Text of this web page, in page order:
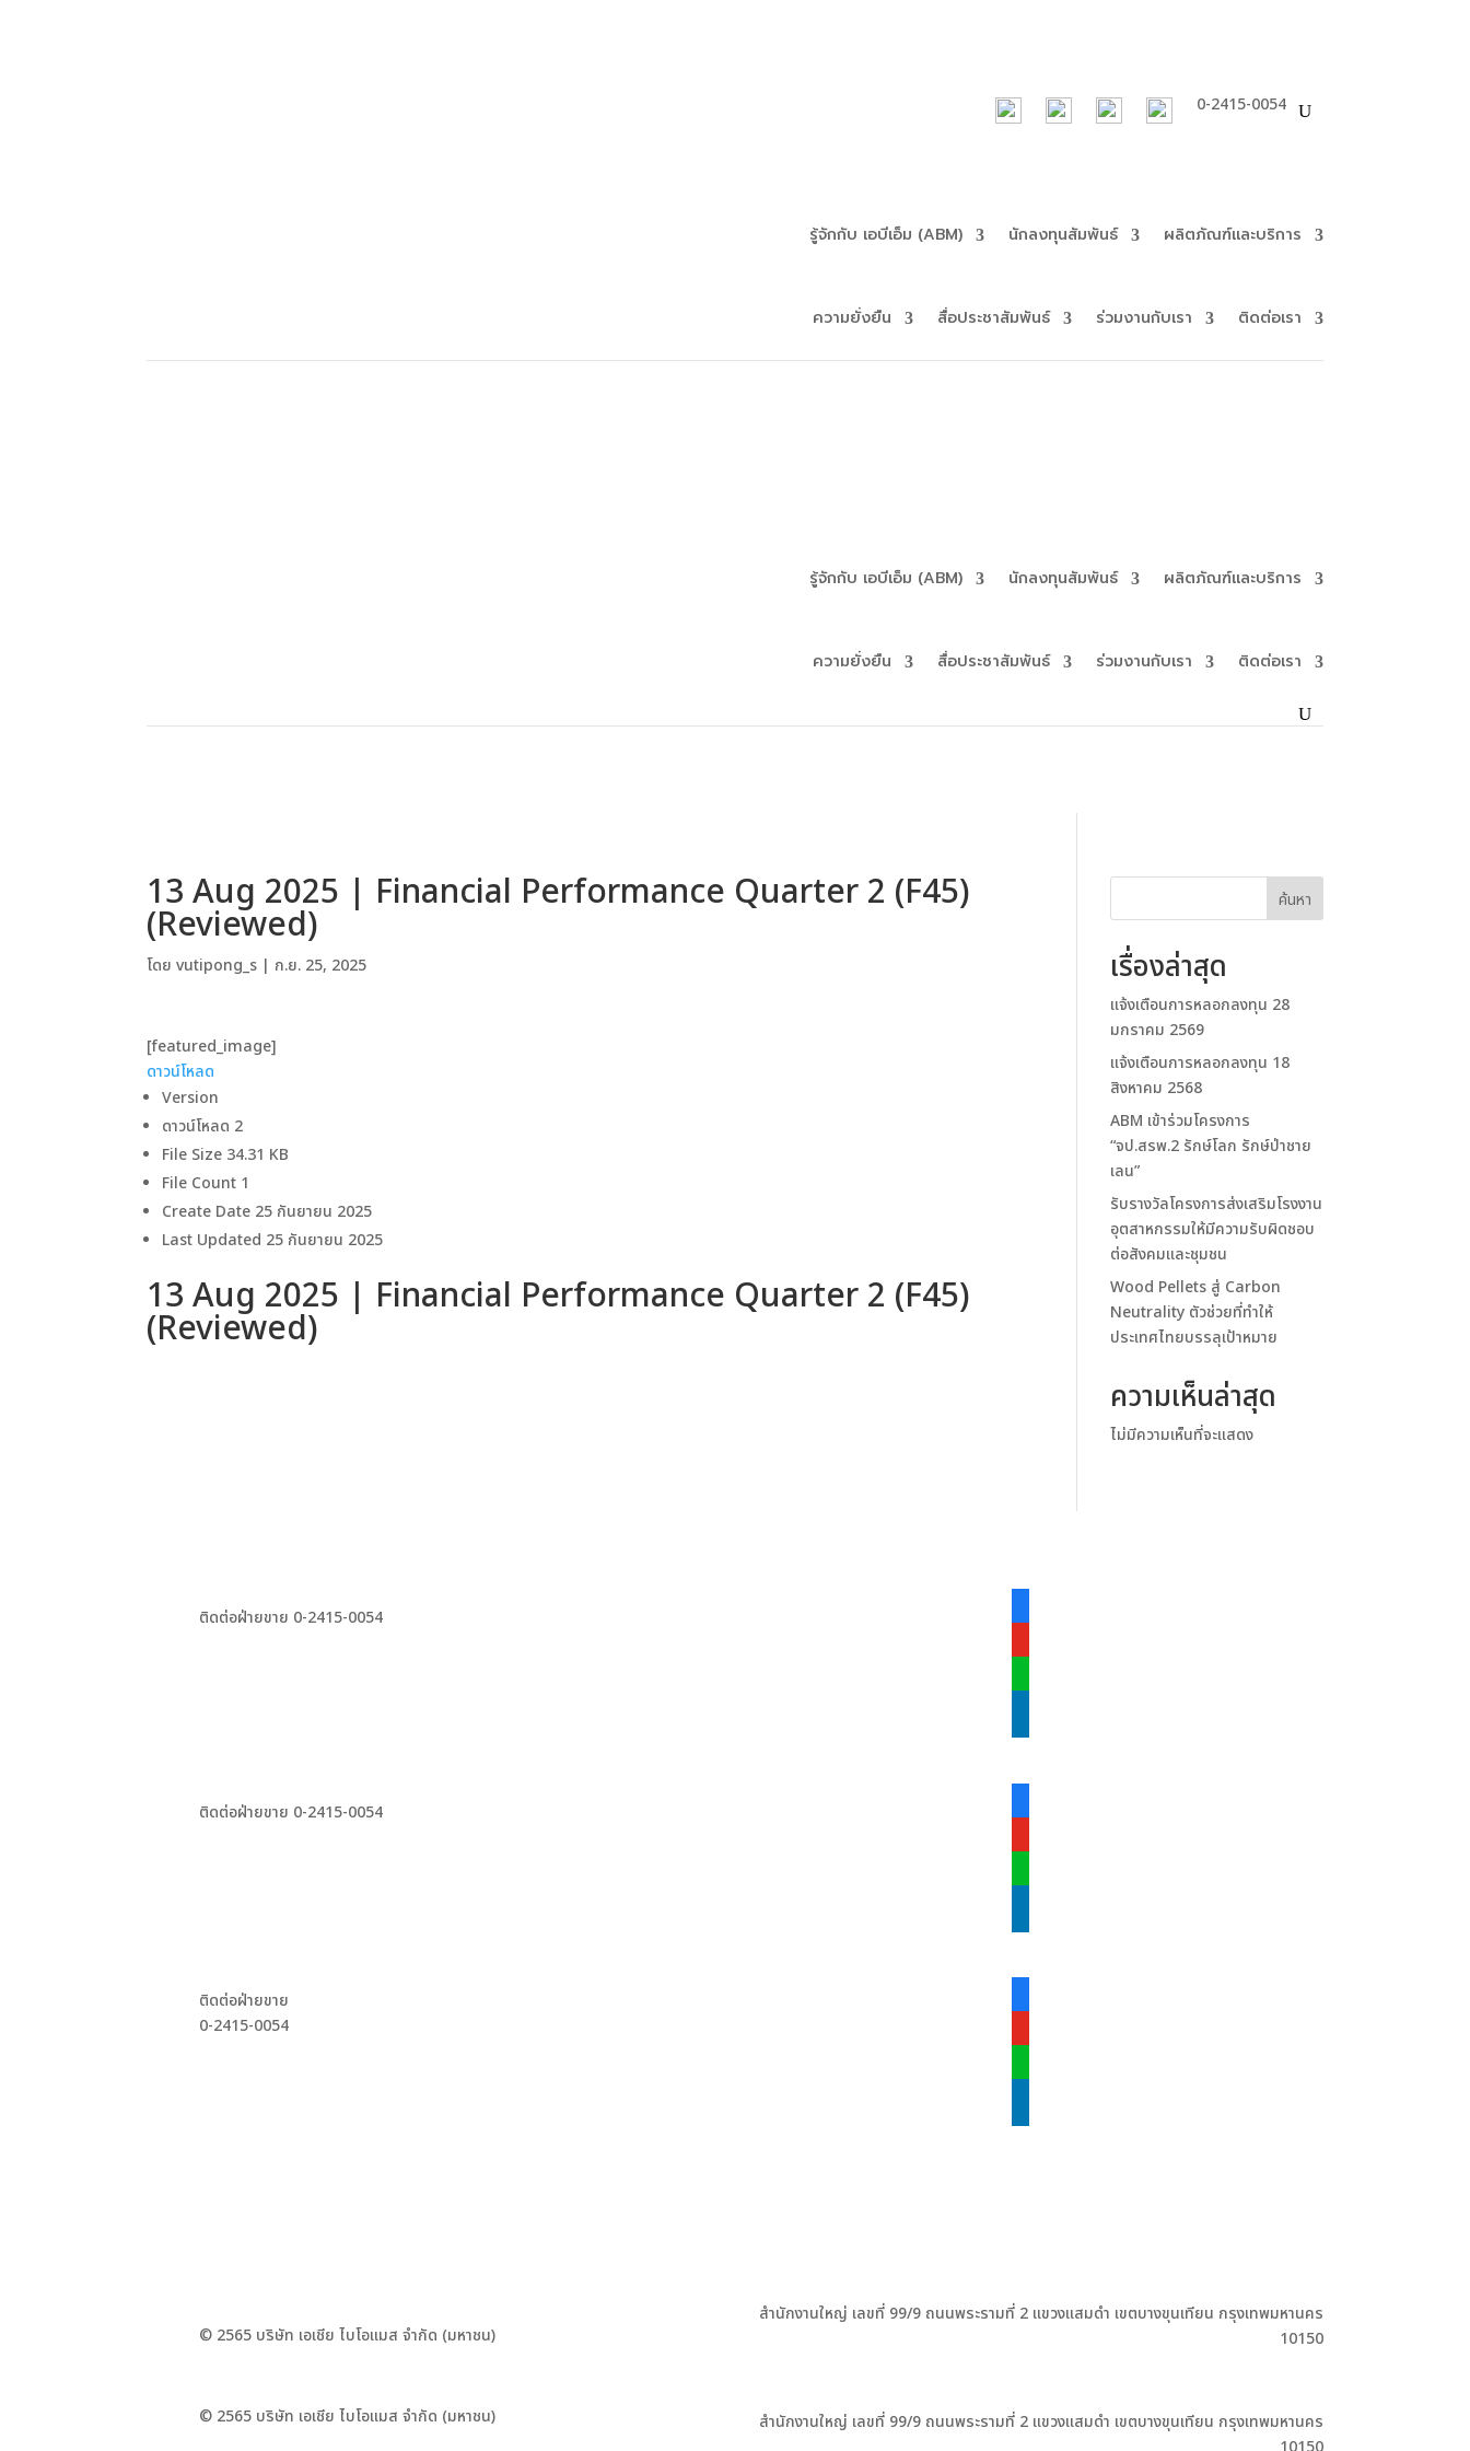
0-2415-0054
รู้จักกับ เอบีเอ็ม (ABM) นักลงทุนสัมพันธ์ ผลิตภัณฑ์และบริการ
ความยั่งยืน สื่อประชาสัมพันธ์ ร่วมงานกับเรา ติดต่อเรา
รู้จักกับ เอบีเอ็ม (ABM) นักลงทุนสัมพันธ์ ผลิตภัณฑ์และบริการ
ความยั่งยืน สื่อประชาสัมพันธ์ ร่วมงานกับเรา ติดต่อเรา
13 Aug 2025 | Financial Performance Quarter 2 (F45)
(Reviewed)
โดยvutipong_s | ก.ย. 25, 2025
[featured_image]
ดาวน์โหลด
Version
ดาวน์โหลด 2
File Size 34.31 KB
File Count 1
Create Date 25 กันยายน 2025
Last Updated 25 กันยายน 2025
13 Aug 2025 | Financial Performance Quarter 2 (F45)
(Reviewed)
ค้นหา
เรื่องล่าสุด
แจ้งเตือนการหลอกลงทุน 28
มกราคม 2569
แจ้งเตือนการหลอกลงทุน 18
สิงหาคม 2568
ABM เข้าร่วมโครงการ
“จป.สรพ.2 รักษ์โลก รักษ์ป่าชาย
เลน”
รับรางวัลโครงการส่งเสริมโรงงาน
อุตสาหกรรมให้มีความรับผิดชอบ
ต่อสังคมและชุมชน
Wood Pellets สู่ Carbon
Neutrality ตัวช่วยที่ทำให้
ประเทศไทยบรรลุเป้าหมาย
ความเห็นล่าสุด
ไม่มีความเห็นที่จะแสดง
ติดต่อฝ่ายขาย 0-2415-0054
ติดต่อฝ่ายขาย 0-2415-0054
ติดต่อฝ่ายขาย
0-2415-0054
© 2565 บริษัท เอเชีย ไบโอแมส จำกัด (มหาชน)
สำนักงานใหญ่ เลขที่ 99/9 ถนนพระรามที่ 2 แขวงแสมดำ เขตบางขุนเทียน กรุงเทพมหานคร
10150
© 2565 บริษัท เอเชีย ไบโอแมส จำกัด (มหาชน)
สำนักงานใหญ่ เลขที่ 99/9 ถนนพระรามที่ 2 แขวงแสมดำ เขตบางขุนเทียน กรุงเทพมหานคร